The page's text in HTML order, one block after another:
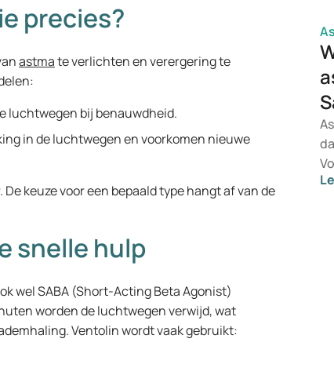
precies?
astmate verlichten en verergering te
luchtwegen bij benauwdheid.
in de luchtwegen en voorkomen nieuwe
keuze voor een bepaald type hangt af van de
snelle hulp
wel SABA (Short-Acting Beta Agonist)
worden de luchtwegen verwijd, wat
Ventolin wordt vaak gebruikt: